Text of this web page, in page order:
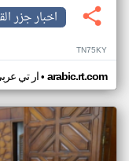
اخبار جزر
TN75KY
ار تي• arabic.rt.com